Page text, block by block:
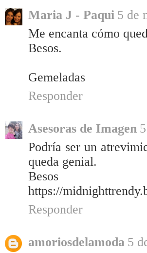
Maria J - Paqui 5 de
Me encanta cómo
Besos.
Gemeladas
Responder
Asesoras de Imagen
Podría ser un
queda genial.
Besos
https://
Responder
amoriosdelamoda 5